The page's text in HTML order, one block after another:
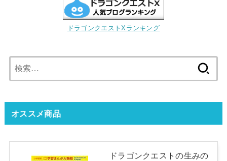
ドラゴンクエストXランキング
索:
オススメ商品
ドラゴンクエストの生みの